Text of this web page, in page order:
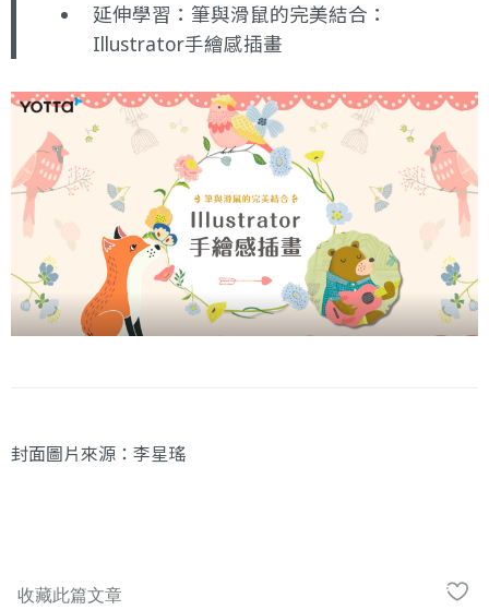
延伸學習： 筆與滑鼠的完美結合：
Illustrator手繪感插畫
封面圖片來源：李星瑤